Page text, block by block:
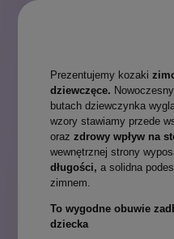
Prezentujemy kozaki
dziewczęce.
butach dziewczynka
wzory stawiamy przede
orazzdrowy wpływ na
wewnętrznej strony
długości,a solidna
zimnem.
To wygodne obuwie
dziecka